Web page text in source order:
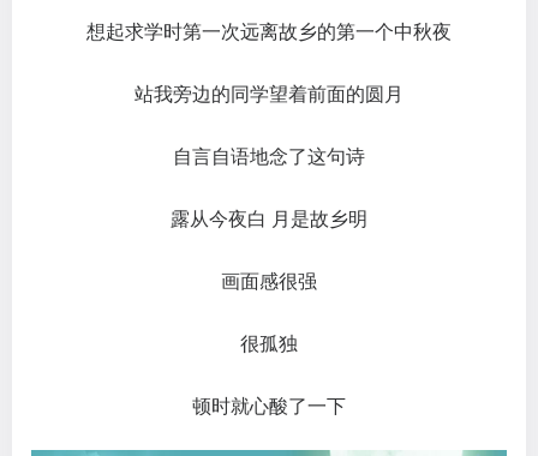
想起求学时第一次远离故乡的第一个中秋夜
站我旁边的同学望着前面的圆月
自言自语地念了这句诗
露从今夜白 月是故乡明
画面感很强
很孤独
顿时就心酸了一下